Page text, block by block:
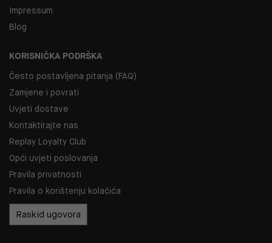
Impressum
Blog
KORISNIČKA PODRŠKA
Često postavljena pitanja (FAQ)
Zamjene i povrati
Uvjeti dostave
Kontaktirajte nas
Replay Loyalty Club
Opći uvjeti poslovanja
Pravila privatnosti
Pravila o korištenju kolačića
Raskid ugovora